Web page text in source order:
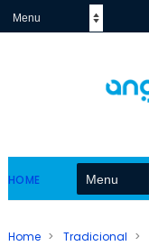
HOME
Home > Tradicional >